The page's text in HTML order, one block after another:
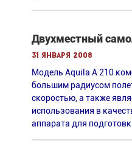
Двухместный
31 января 2008
Модель Aquila A 210
большим радиусом
скоростью, а также
использования в
аппарата для